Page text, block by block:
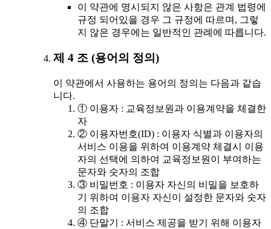
이 약관에 명시되지 않은 사항은 관계 법령에
규정 되어있을 경우 그 규정에 따르며, 그렇
지 않은 경우에는 일반적인 관례에 따릅니다.
제 4 조 (용어의 정의)
이 약관에서 사용하는 용어의 정의는 다음과 같습
니다.
① 이용자 : 교육정보원과 이용계약을 체결한
자
② 이용자번호(ID) : 이용자 식별과 이용자의
서비스 이용을 위하여 이용계약 체결시 이용
자의 선택에 의하여 교육정보원이 부여하는
문자와 숫자의 조합
③ 비밀번호 : 이용자 자신의 비밀을 보호하
기 위하여 이용자 자신이 설정한 문자와 숫자
의 조합
④ 단말기 : 서비스 제공을 받기 위해 이용자